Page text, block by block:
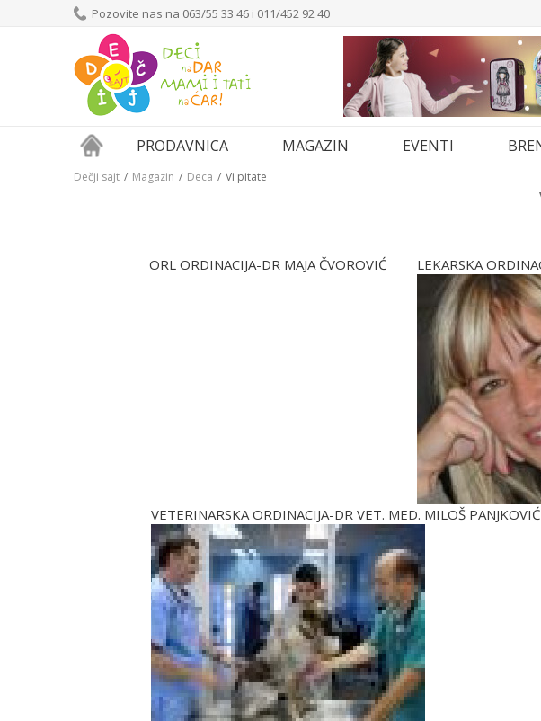
Pozovite nas na 063/55 33 46 i 011/452 92 40
PRODAVNICA MAGAZIN EVENTI
Dečji sajt Magazin Deca Vi pitate
ORL ORDINACIJA-DR MAJA ČVOROVIĆ LEKARSKA
VETERINARSKA ORDINACIJA-DR VET. MED. MILOŠ PANJKOVIĆ